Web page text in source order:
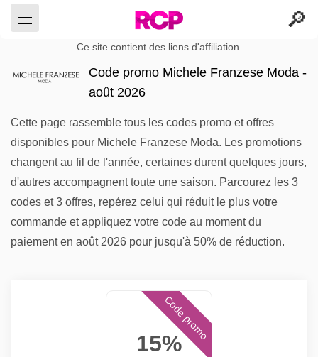
Ce site contient des liens d'affiliation.
Code promo Michele Franzese Moda -
août 2026
Cette page rassemble tous les codes promo et offres
disponibles pour Michele Franzese Moda. Les promotions
changent au fil de l'année, certaines durent quelques jours,
d'autres accompagnent toute une saison. Parcourez les 3
codes et 3 offres, repérez celui qui réduit le plus votre
commande et appliquez votre code au moment du
paiement en août 2026 pour jusqu'à 50% de réduction.
15%
Code promo